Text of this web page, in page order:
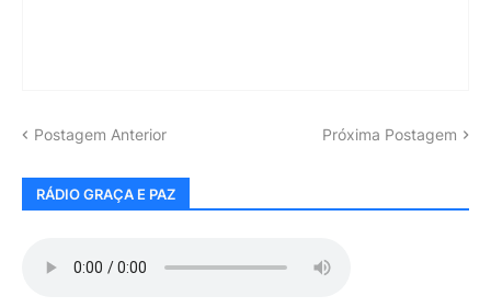
Postagem Anterior Próxima Postagem
RÁDIO GRAÇA E PAZ